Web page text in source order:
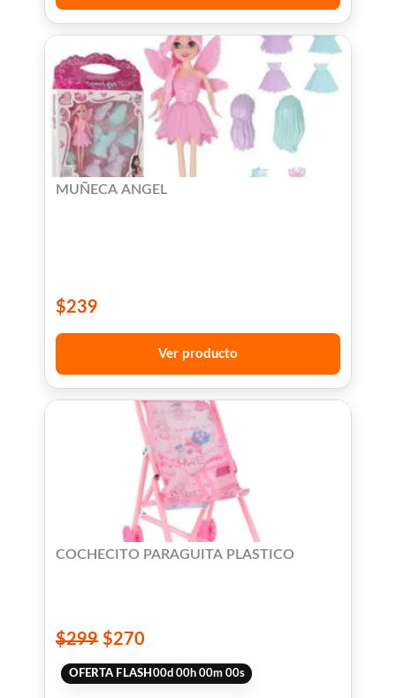
MUÑECA ANGEL
$239
Ver producto
COCHECITO PARAGUITA PLASTICO
$299 $270
OFERTA FLASH 00d 00h 00m 00s